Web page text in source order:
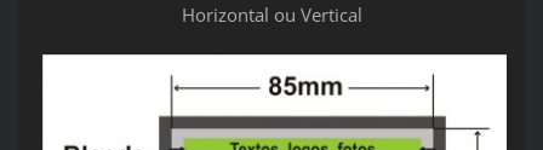
Horizontal ou Vertical